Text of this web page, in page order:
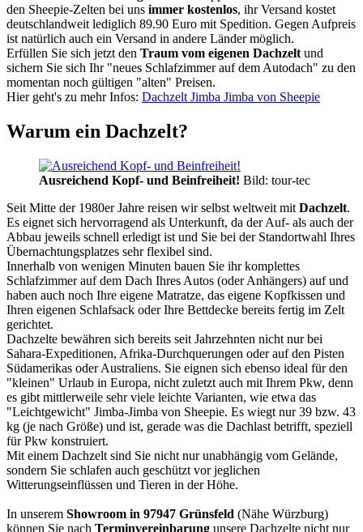
den Sheepie-Zelten bei uns immer kostenlos, ihr Versand kostet
deutschlandweit lediglich 89.90 Euro mit Spedition. Gegen Aufpreis
ist natürlich auch ein Versand in andere Länder möglich.
Erfüllen Sie sich jetzt den Traum vom eigenen Dachzelt und
sichern Sie sich Ihr "neues Schlafzimmer auf dem Autodach" zu den
momentan noch gültigen "alten" Preisen.
Hier geht's zu mehr Infos: Dachzelt Jimba Jimba von Sheepie
Warum ein Dachzelt?
Ausreichend Kopf- und Beinfreiheit! Bild: tour-tec
Seit Mitte der 1980er Jahre reisen wir selbst weltweit mit Dachzelt.
Es eignet sich hervorragend als Unterkunft, da der Auf- als auch der
Abbau jeweils schnell erledigt ist und Sie bei der Standortwahl Ihres
Übernachtungsplatzes sehr flexibel sind.
Innerhalb von wenigen Minuten bauen Sie ihr komplettes
Schlafzimmer auf dem Dach Ihres Autos (oder Anhängers) auf und
haben auch noch Ihre eigene Matratze, das eigene Kopfkissen und
Ihren eigenen Schlafsack oder Ihre Bettdecke bereits fertig im Zelt
gerichtet.
Dachzelte bewähren sich bereits seit Jahrzehnten nicht nur bei
Sahara-Expeditionen, Afrika-Durchquerungen oder auf den Pisten
Südamerikas oder Australiens. Sie eignen sich ebenso ideal für den
"kleinen" Urlaub in Europa, nicht zuletzt auch mit Ihrem Pkw, denn
es gibt mittlerweile sehr viele leichte Varianten, wie etwa das
"Leichtgewicht" Jimba-Jimba von Sheepie. Es wiegt nur 39 bzw. 43
kg (je nach Größe) und ist, gerade was die Dachlast betrifft, speziell
für Pkw konstruiert.
Mit einem Dachzelt sind Sie nicht nur unabhängig vom Gelände,
sondern Sie schlafen auch geschützt vor jeglichen
Witterungseinflüssen und Tieren in der Höhe.
In unserem Showroom in 97947 Grünsfeld (Nähe Würzburg)
können Sie nach Terminvereinbarung unsere Dachzelte nicht nur